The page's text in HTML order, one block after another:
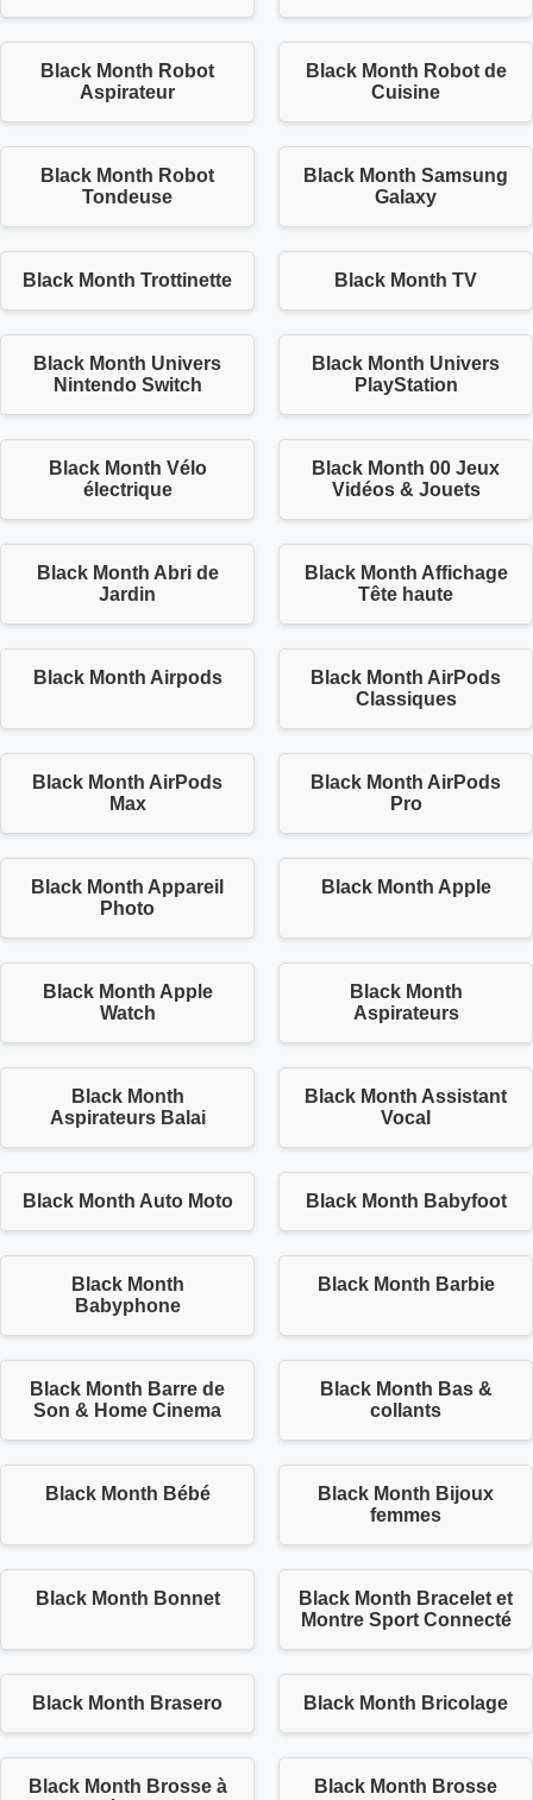
Black Month Robot
Aspirateur
Black Month Robot de
Cuisine
Black Month Robot
Tondeuse
Black Month Samsung
Galaxy
Black Month Trottinette Black Month TV
Black Month Univers
Nintendo Switch
Black Month Univers
PlayStation
Black Month Vélo
électrique
Black Month 00 Jeux
Vidéos & Jouets
Black Month Abri de
Jardin
Black Month Affichage
Tête haute
Black Month Airpods
Black Month AirPods
Classiques
Black Month AirPods
Max
Black Month AirPods
Pro
Black Month Appareil
Photo
Black Month Apple
Black Month Apple
Watch
Black Month
Aspirateurs
Black Month
Aspirateurs Balai
Black Month Assistant
Vocal
Black Month Auto Moto Black Month Babyfoot
Black Month
Babyphone
Black Month Barbie
Black Month Barre de
Son & Home Cinema
Black Month Bas &
collants
Black Month Bébé
Black Month Bijoux
femmes
Black Month Bonnet
Black Month Bracelet et
Montre Sport Connecté
Black Month Brasero Black Month Bricolage
Black Month Brosse à
Black Month Brosse